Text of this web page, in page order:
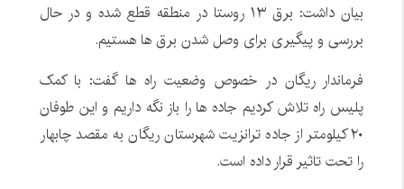
بیان داشت: برق ۱۳ روستا در منطقه قطع شده و در حال
بررسی و پیگیری برای وصل شدن برق ها هستیم.
فرماندار ریگان در خصوص وضعیت راه ها گفت: با کمک
پلیس راه تلاش کردیم جاده ها را باز نگه داریم و این طوفان
۲۰ کیلومتر از جاده ترانزیت شهرستان ریگان به مقصد چابهار
را تحت تاثیر قرار داده است.